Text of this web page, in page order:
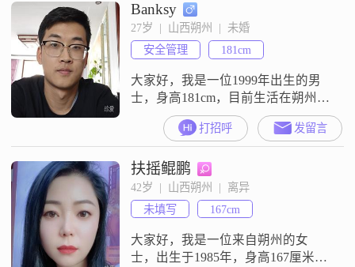
Banksy
27岁  |  山西朔州  |  未婚
安全管理
181cm
大家好，我是一位1999年出生的男
士，身高181cm，目前生活在朔州
##3002##我拥有大学本科学历，在
工作中努力进取，现在的月收入在
8001到12000元之间##3002##我性格
稳重可靠，真诚待人，对待感情非
常认真，希望找到一个可以双向奔
赴的伴侣##3002##平时我有玩电子
游戏的爱好，这让我在忙碌的工作
之余能够
打招呼 发留言
扶摇鲲鹏
42岁  |  山西朔州  |  离异
未填写
167cm
大家好，我是一位来自朔州的女
士，出生于1985年，身高167厘米